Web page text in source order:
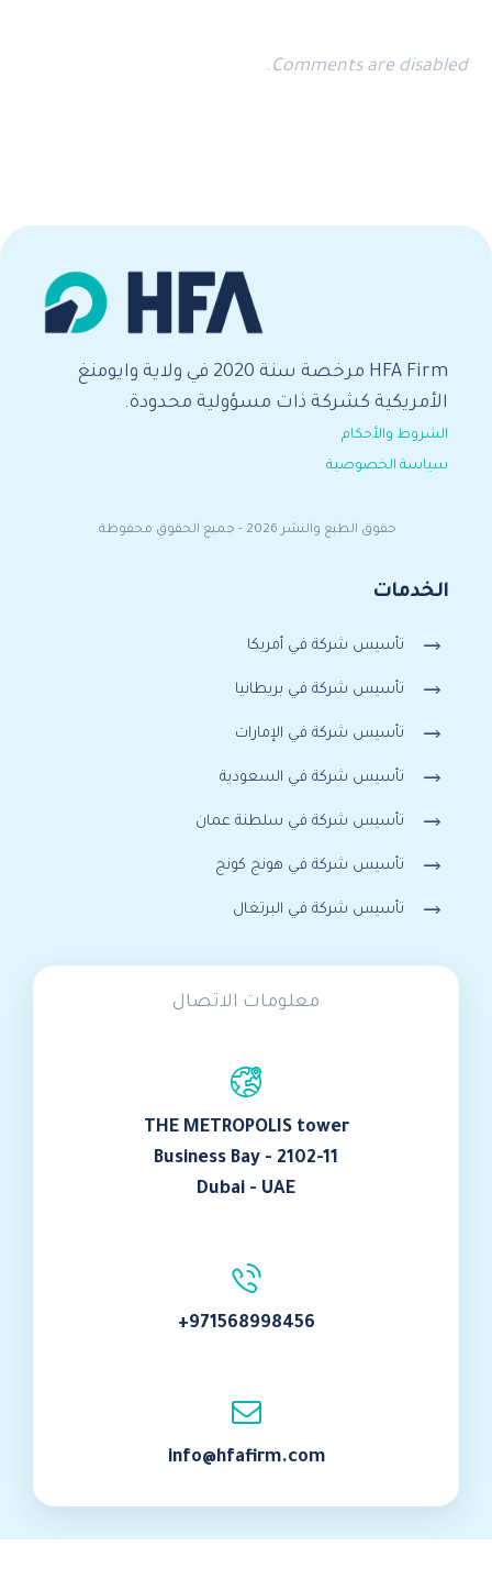
Comments are disabled.
HFA Firm مرخصة سنة 2020 في ولاية وايومنغ
الأمريكية كشركة ذات مسؤولية محدودة.
الشروط والأحكام
سياسة الخصوصية
حقوق الطبع والنشر 2026 - جميع الحقوق محفوظة.
الخدمات
تأسيس شركة في أمريكا
تأسيس شركة في بريطانيا
تأسيس شركة في الإمارات
تأسيس شركة في السعودية
تأسيس شركة في سلطنة عمان
تأسيس شركة في هونج كونج
تأسيس شركة في البرتغال
معلومات الاتصال
THE METROPOLIS tower
Business Bay - 2102-11
Dubai - UAE
+971568998456
info@hfafirm.com